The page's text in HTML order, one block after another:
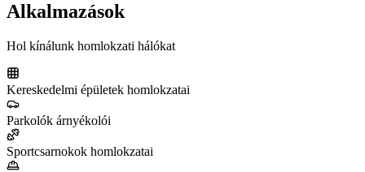
Alkalmazások
Hol kínálunk homlokzati hálókat
Kereskedelmi épületek homlokzatai
Parkolók árnyékolói
Sportcsarnokok homlokzatai